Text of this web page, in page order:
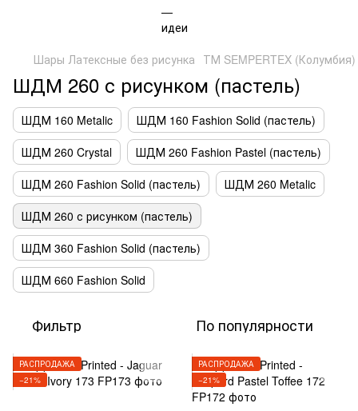
Шары Латексные без рисунка ТМ SEMPERTEX (Колумбия)
ШДМ 260 с рисунком (пастель)
ШДМ 160 Metalic
ШДМ 160 Fashion Solid (пастель)
ШДМ 260 Crystal
ШДМ 260 Fashion Pastel (пастель)
ШДМ 260 Fashion Solid (пастель)
ШДМ 260 Metalic
ШДМ 260 с рисунком (пастель)
ШДМ 360 Fashion Solid (пастель)
ШДМ 660 Fashion Solid
Фильтр По популярности
РАСПРОДАЖА
−21%
РАСПРОДАЖА
−21%